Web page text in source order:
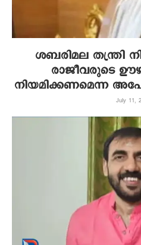
ശബരിമല തന്ത്രി
രാജീവരുടെ
നിയമിക്കണമെന്ന
July 11,